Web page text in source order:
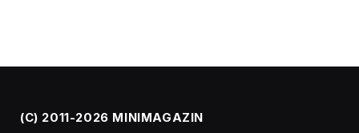
(C) 2011-2026 MINIMAGAZIN